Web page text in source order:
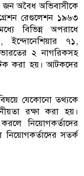
অবৈধ অভিবাসীকে
রেগুলেশন ১৯৬৩
বিভিন্ন অপরাধে
ইন্দোনেশিয়ার ৭১,
২ নাগরিকসহ
করা হয়। আটকদের
যেকোনো তথ্যকে
রক্ষা করা হয়।
নিয়োগকর্তাদের
নিয়োগকর্তাদের সতর্ক